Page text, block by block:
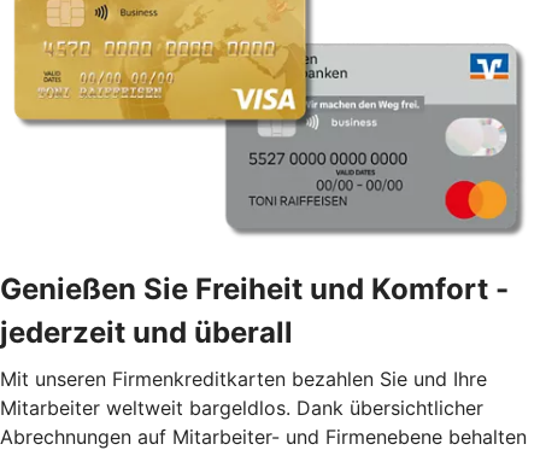
Genießen Sie Freiheit und Komfort -
jederzeit und überall
Mit unseren Firmenkreditkarten bezahlen Sie und Ihre
Mitarbeiter weltweit bargeldlos. Dank übersichtlicher
Abrechnungen auf Mitarbeiter- und Firmenebene behalten